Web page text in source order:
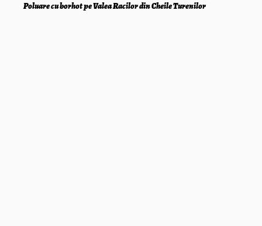
Poluare cu borhot pe Valea Racilor din Cheile Turenilor